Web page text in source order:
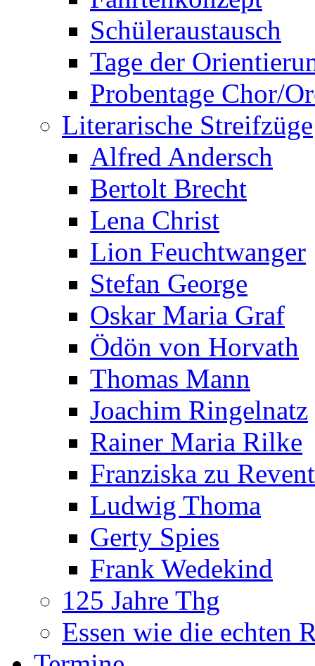
Schüleraustausch
Tage der
Probentage Chor/
Literarische Streifzüge
Alfred Andersch
Bertolt Brecht
Lena Christ
Lion Feuchtwanger
Stefan George
Oskar Maria Graf
Ödön von Horvath
Thomas Mann
Joachim Ringelnatz
Rainer Maria Rilke
Franziska zu
Ludwig Thoma
Gerty Spies
Frank Wedekind
125 Jahre Thg
Essen wie die echten